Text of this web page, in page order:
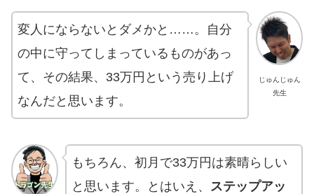
じゅんじゅん
先生
変人にならないとダメかと……。自分
の中に守ってしまっているものがあっ
て、その結果、33万円という売り上げ
なんだと思います。
もちろん、初月で33万円は素晴らしい
と思います。とはいえ、
ステップアッ